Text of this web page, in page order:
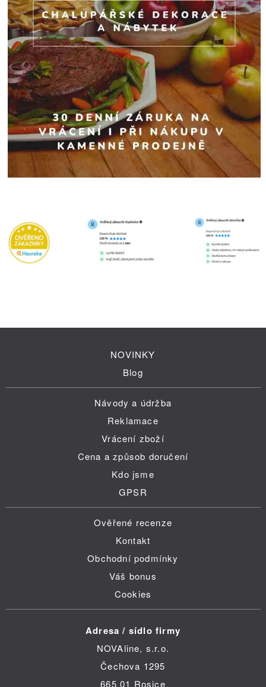
NOVINKY
Blog
Návody a údržba
Reklamace
Vrácení zboží
Cena a způsob doručení
Kdo jsme
GPSR
Ověřené recenze
Kontakt
Obchodní podmínky
Váš bonus
Cookies
Adresa / sídlo firmy
NOVAline, s.r.o.
Čechova 1295
665 01 Rosice